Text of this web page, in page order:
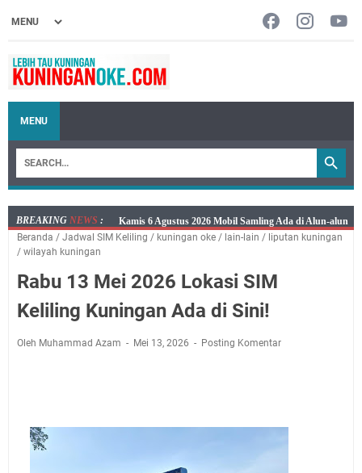
MENU
BREAKING NEWS :
Layanan Mobil Samsat Keliling Kuningan Kamis 6
Agustus 2026 Ada di Empat Titik
Keterlambatan Berarti Kegagalan
Setiap Noda Ada Pembersihnya, Salat Bisa Menjadi
Pembersih Dosa Kita, Ini Jadwal Salat Wilayah
Kuningan Kamis 6 Agustus 2026
Beranda / Jadwal SIM Keliling / kuningan oke / lain-lain / liputan kuningan
/ wilayah kuningan
Rabu 13 Mei 2026 Lokasi SIM
Keliling Kuningan Ada di Sini!
Oleh Muhammad Azam Mei 13, 2026 Posting Komentar